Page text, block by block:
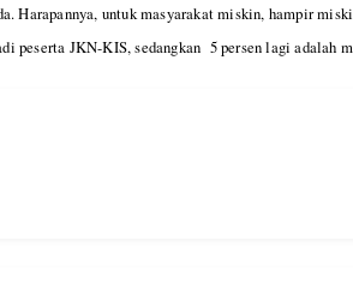
Harapannya, untuk masyarakat miskin, hampir
peserta JKN-KIS, sedangkan 5 persen lagi